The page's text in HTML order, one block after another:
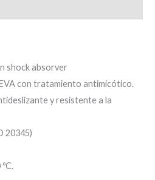
shock absorver
con tratamiento antimicótico.
y resistente a la
20345)